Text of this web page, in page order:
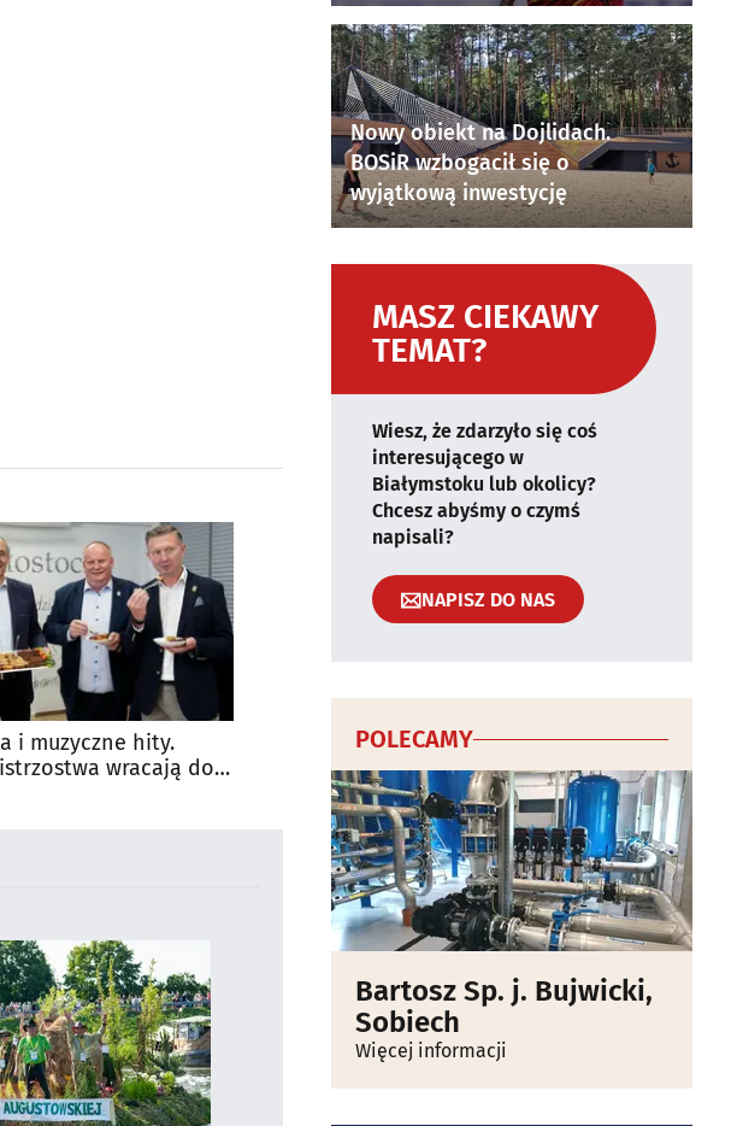
i muzyczne hity.
wracają do
Nowy obiekt na Dojlidach.
BOSiR wzbogacił się o
wyjątkową inwestycję
MASZ CIEKAWY
TEMAT?
Wiesz, że zdarzyło się coś
interesującego w
Białymstoku lub okolicy?
Chcesz abyśmy o czymś
napisali?
NAPISZ DO NAS
POLECAMY
Bartosz Sp. j. Bujwicki,
Sobiech
Więcej informacji